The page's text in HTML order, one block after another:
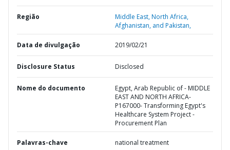
Região
Middle East, North Africa,
Afghanistan, and Pakistan,
Data de divulgação 2019/02/21
Disclosure Status Disclosed
Nome do documento
Egypt, Arab Republic of - MIDDLE
EAST AND NORTH AFRICA-
P167000- Transforming Egypt's
Healthcare System Project -
Procurement Plan
Palavras-chave national treatment